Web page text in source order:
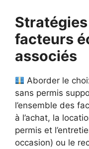
Stratégies
facteurs
associés
Aborder le
sans permis
l’ensemble des
à l’achat, la
permis et
occasion) ou le